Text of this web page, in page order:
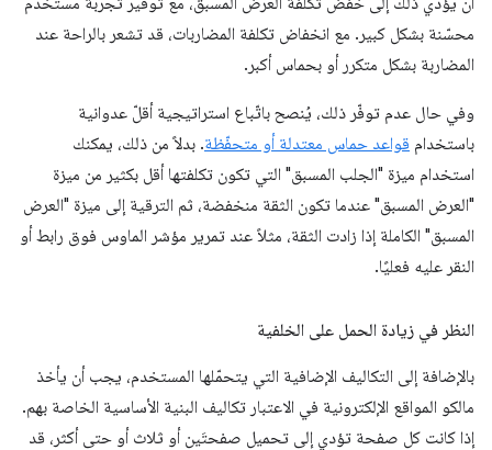
محسّنة بشكل كبير. مع انخفاض تكلفة المضاربات، قد تشعر بالراحة عند
المضاربة بشكل متكرر أو بحماس أكبر.
وفي حال عدم توفّر ذلك، يُنصح باتّباع استراتيجية أقلّ عدوانية
باستخدام قواعد حماس معتدلة أو متحفّظة. بدلاً من ذلك، يمكنك
استخدام ميزة "الجلب المسبق" التي تكون تكلفتها أقل بكثير من ميزة
"العرض المسبق" عندما تكون الثقة منخفضة، ثم الترقية إلى ميزة "العرض
المسبق" الكاملة إذا زادت الثقة، مثلاً عند تمرير مؤشر الماوس فوق رابط أو
النقر عليه فعليًا.
النظر في زيادة الحمل على الخلفية
بالإضافة إلى التكاليف الإضافية التي يتحمّلها المستخدم، يجب أن يأخذ
مالكو المواقع الإلكترونية في الاعتبار تكاليف البنية الأساسية الخاصة بهم.
إذا كانت كل صفحة تؤدي إلى تحميل صفحتَين أو ثلاث أو حتى أكثر، قد